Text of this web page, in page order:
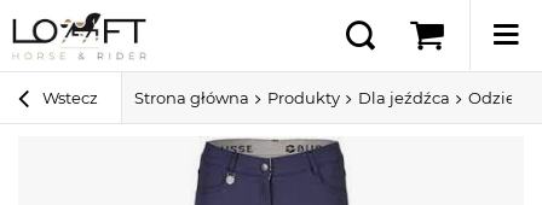
Wstecz Strona główna Produkty Dla jeźdźca Odzież